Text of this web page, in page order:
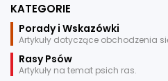
KATEGORIE
Porady i Wskazówki
Artykuły dotyczące obchodzenia
Rasy Psów
Artykuły na temat psich ras.